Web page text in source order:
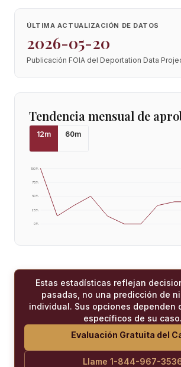
ÚLTIMA ACTUALIZACIÓN DE DATOS
2026-05-20
Publicación FOIA del Deportation Data
Tendencia mensual de
12m 60m
0%
25%
50%
75%
100%
Estas estadísticas reflejan
pasadas, no una predicción de
individual. Sus opciones dependen
específicos de su caso.
Evaluación Gratuita del
Llame 1-844-967-